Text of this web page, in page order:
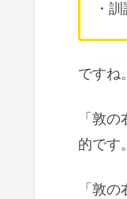
・
ですね。
「敦
的です。
「敦